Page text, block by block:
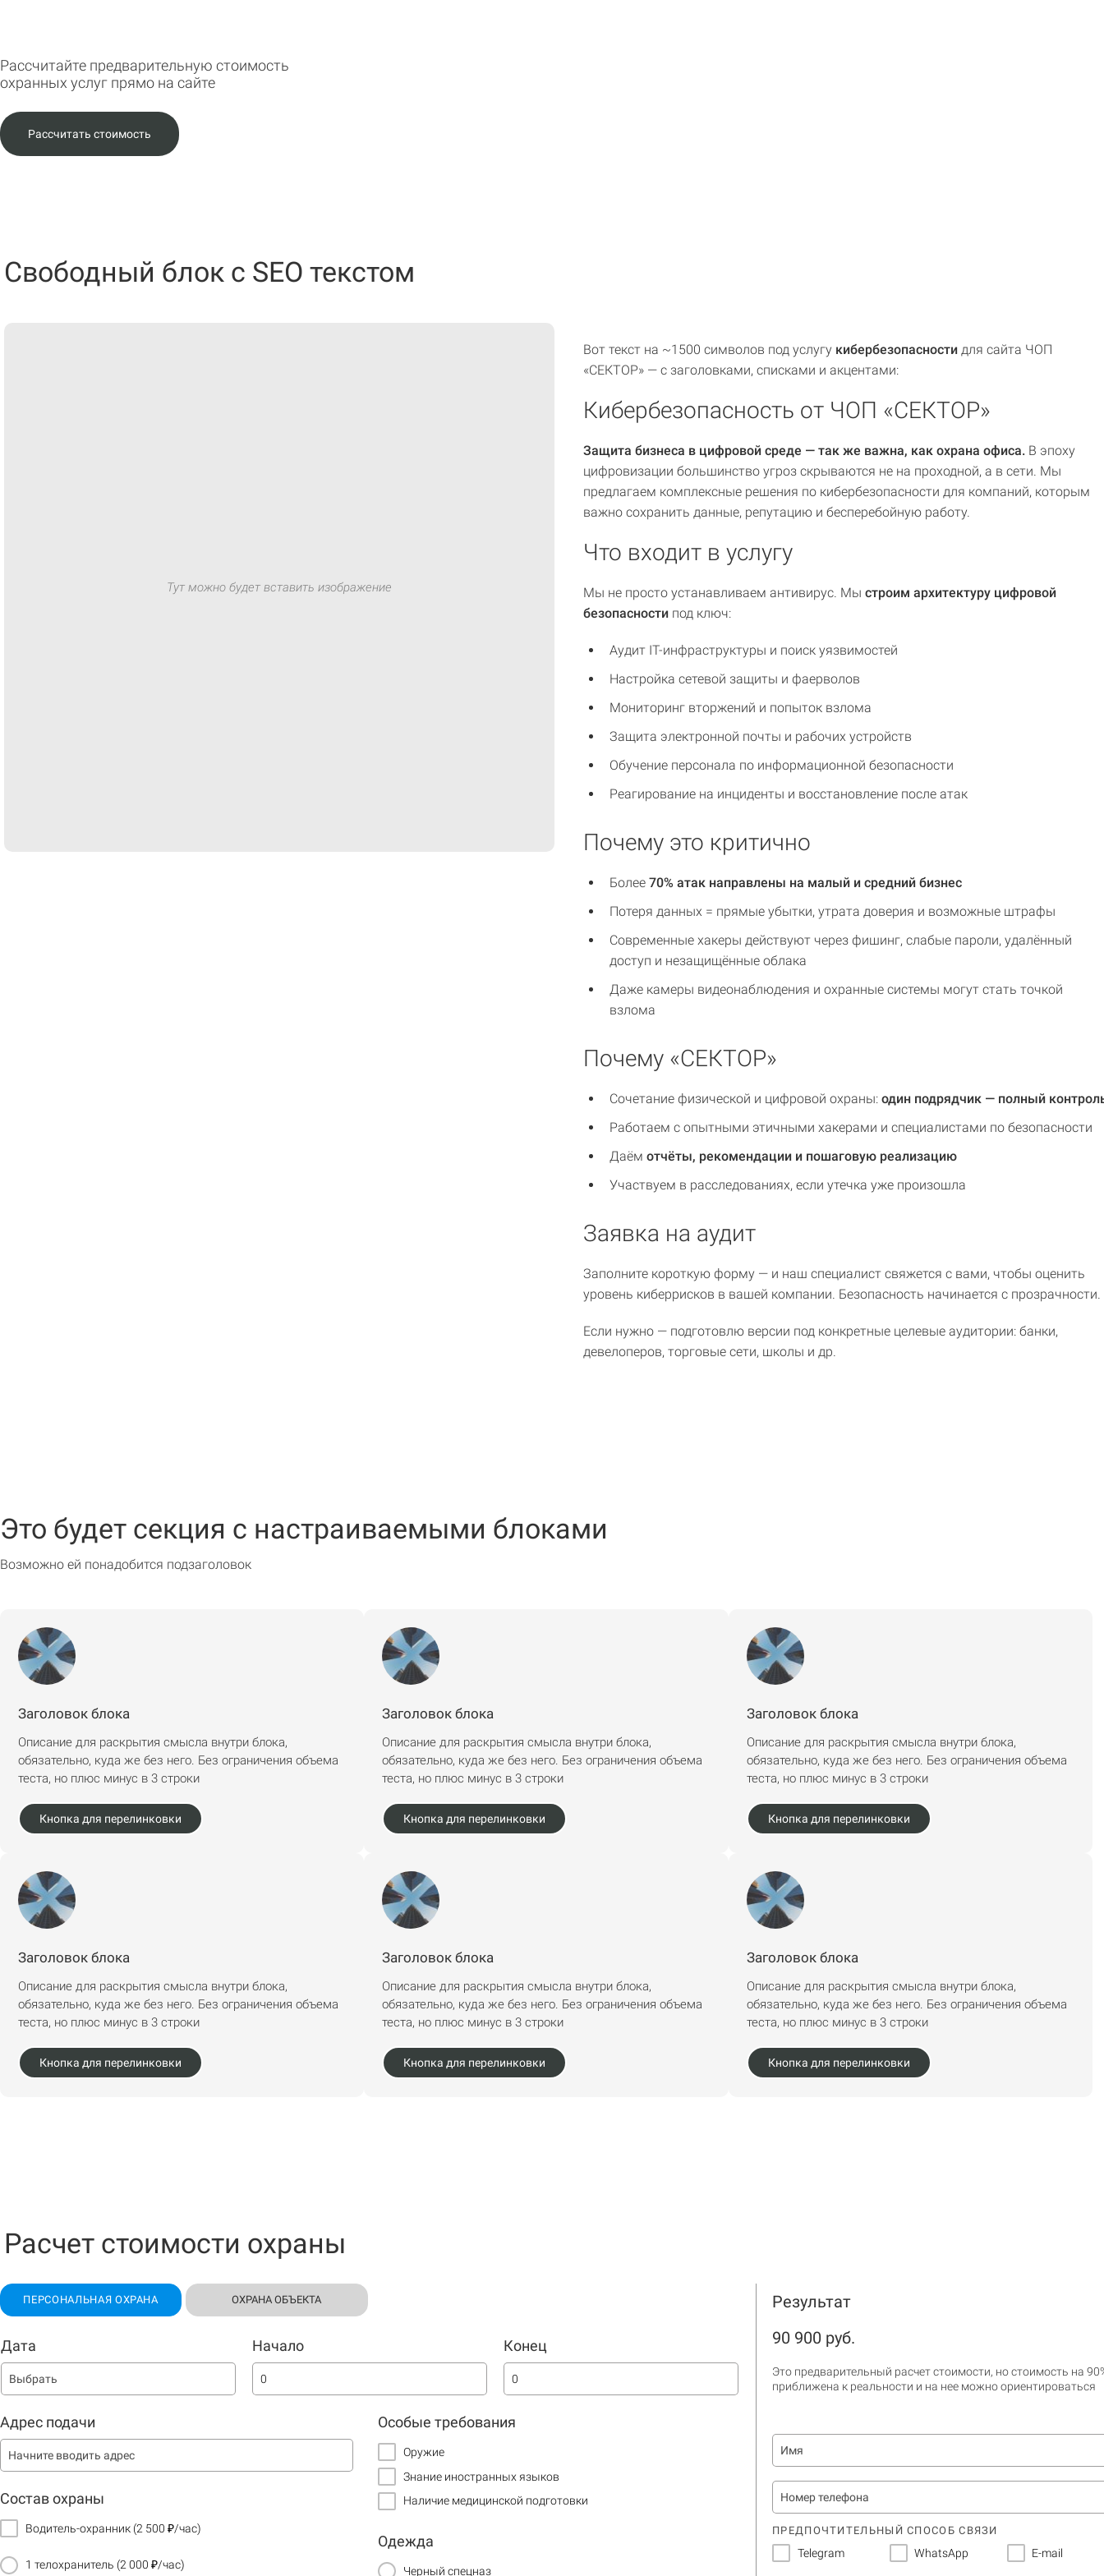
Рассчитайте предварительную стоимость
охранных услуг прямо на сайте
Рассчитать стоимость
Свободный блок с SEO текстом
Тут можно будет вставить изображение
Вот текст на ~1500 символов под услугу кибербезопасности для сайта ЧОП
«СЕКТОР» — с заголовками, списками и акцентами:
Кибербезопасность от ЧОП «СЕКТОР»
Защита бизнеса в цифровой среде — так же важна, как охрана офиса. В эпоху
цифровизации большинство угроз скрываются не на проходной, а в сети. Мы
предлагаем комплексные решения по кибербезопасности для компаний, которым
важно сохранить данные, репутацию и бесперебойную работу.
Что входит в услугу
Мы не просто устанавливаем антивирус. Мы строим архитектуру цифровой
безопасности под ключ:
Аудит IT-инфраструктуры и поиск уязвимостей
Настройка сетевой защиты и фаерволов
Мониторинг вторжений и попыток взлома
Защита электронной почты и рабочих устройств
Обучение персонала по информационной безопасности
Реагирование на инциденты и восстановление после атак
Почему это критично
Более 70% атак направлены на малый и средний бизнес
Потеря данных = прямые убытки, утрата доверия и возможные штрафы
Современные хакеры действуют через фишинг, слабые пароли, удалённый
доступ и незащищённые облака
Даже камеры видеонаблюдения и охранные системы могут стать точкой
взлома
Почему «СЕКТОР»
Сочетание физической и цифровой охраны: один подрядчик — полный
Работаем с опытными этичными хакерами и специалистами по безопасности
Даём отчёты, рекомендации и пошаговую реализацию
Участвуем в расследованиях, если утечка уже произошла
Заявка на аудит
Заполните короткую форму — и наш специалист свяжется с вами, чтобы оценить
уровень киберрисков в вашей компании. Безопасность начинается с прозрачности.
Если нужно — подготовлю версии под конкретные целевые аудитории: банки,
девелоперов, торговые сети, школы и др.
Это будет секция с настраиваемыми блоками
Возможно ей понадобится подзаголовок
Заголовок блока
Описание для раскрытия смысла внутри блока,
обязательно, куда же без него. Без ограничения объема
теста, но плюс минус в 3 строки
Кнопка для перелинковки
Заголовок блока
Описание для раскрытия смысла внутри блока,
обязательно, куда же без него. Без ограничения объема
теста, но плюс минус в 3 строки
Кнопка для перелинковки
Заголовок блока
Описание для раскрытия смысла внутри блока,
обязательно, куда же без него. Без ограничения объема
теста, но плюс минус в 3 строки
Кнопка для перелинковки
Заголовок блока
Описание для раскрытия смысла внутри блока,
обязательно, куда же без него. Без ограничения объема
теста, но плюс минус в 3 строки
Кнопка для перелинковки
Заголовок блока
Описание для раскрытия смысла внутри блока,
обязательно, куда же без него. Без ограничения объема
теста, но плюс минус в 3 строки
Кнопка для перелинковки
Заголовок блока
Описание для раскрытия смысла внутри блока,
обязательно, куда же без него. Без ограничения объема
теста, но плюс минус в 3 строки
Кнопка для перелинковки
Расчет стоимости охраны
ПЕРСОНАЛЬНАЯ ОХРАНА ОХРАНА ОБЪЕКТА
Дата Начало Конец
Адрес подачи
Состав охраны
Водитель-охранник (2 500 ₽/час)
1 телохранитель (2 000 ₽/час)
Особые требования
Оружие
Знание иностранных языков
Наличие медицинской подготовки
Одежда
Черный спецназ
Дата начала
Тип объекта
Не выбрано
Адрес объекта
Количество постов охраны
1
Тип поста охраны
Стационарный в помещении
Результат
90 900 руб.
Это предварительный расчет стоимости, но стоимость на
приближена к реальности и на нее можно ориентироваться
ПРЕДПОЧТИТЕЛЬНЫЙ СПОСОБ СВЯЗИ
Telegram WhatsApp E-mail